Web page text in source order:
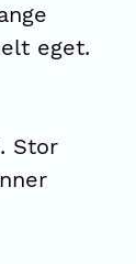
eget.
Stor